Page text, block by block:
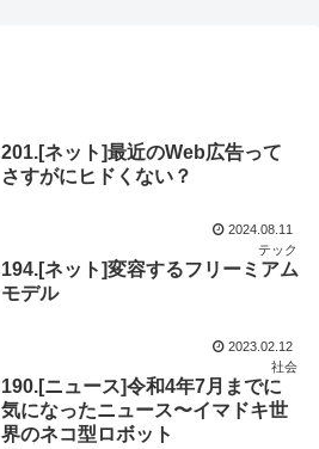
201.[ネット]最近のWeb広告って
さすがにヒドくない？
2024.08.11
テック
194.[ネット]変容するフリーミアム
モデル
2023.02.12
社会
190.[ニュース]令和4年7月までに
気になったニュース〜イマドキ世
界のネコ型ロボット